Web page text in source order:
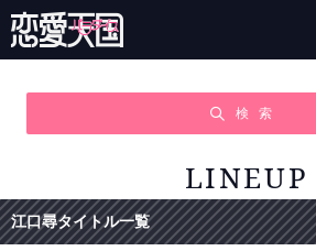
検 索
LINEUP
江口尋タイトル一覧